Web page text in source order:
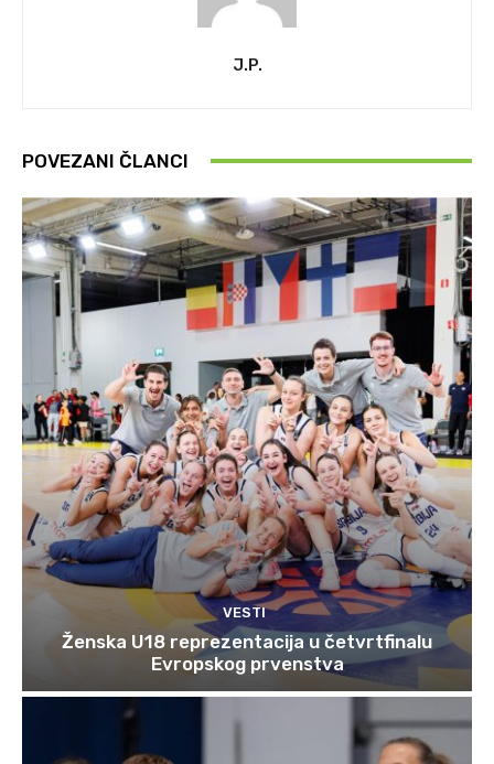
J.P.
POVEZANI ČLANCI
VESTI
Ženska U18 reprezentacija u četvrtfinalu
Evropskog prvenstva